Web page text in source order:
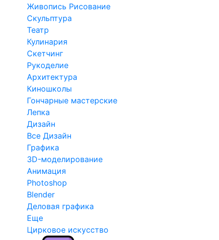
Живопись Рисование
Скульптура
Театр
Кулинария
Скетчинг
Рукоделие
Архитектура
Киношколы
Гончарные мастерские
Лепка
Дизайн
Все Дизайн
Графика
3D-моделирование
Анимация
Photoshop
Blender
Деловая графика
Еще
Цирковое искусство